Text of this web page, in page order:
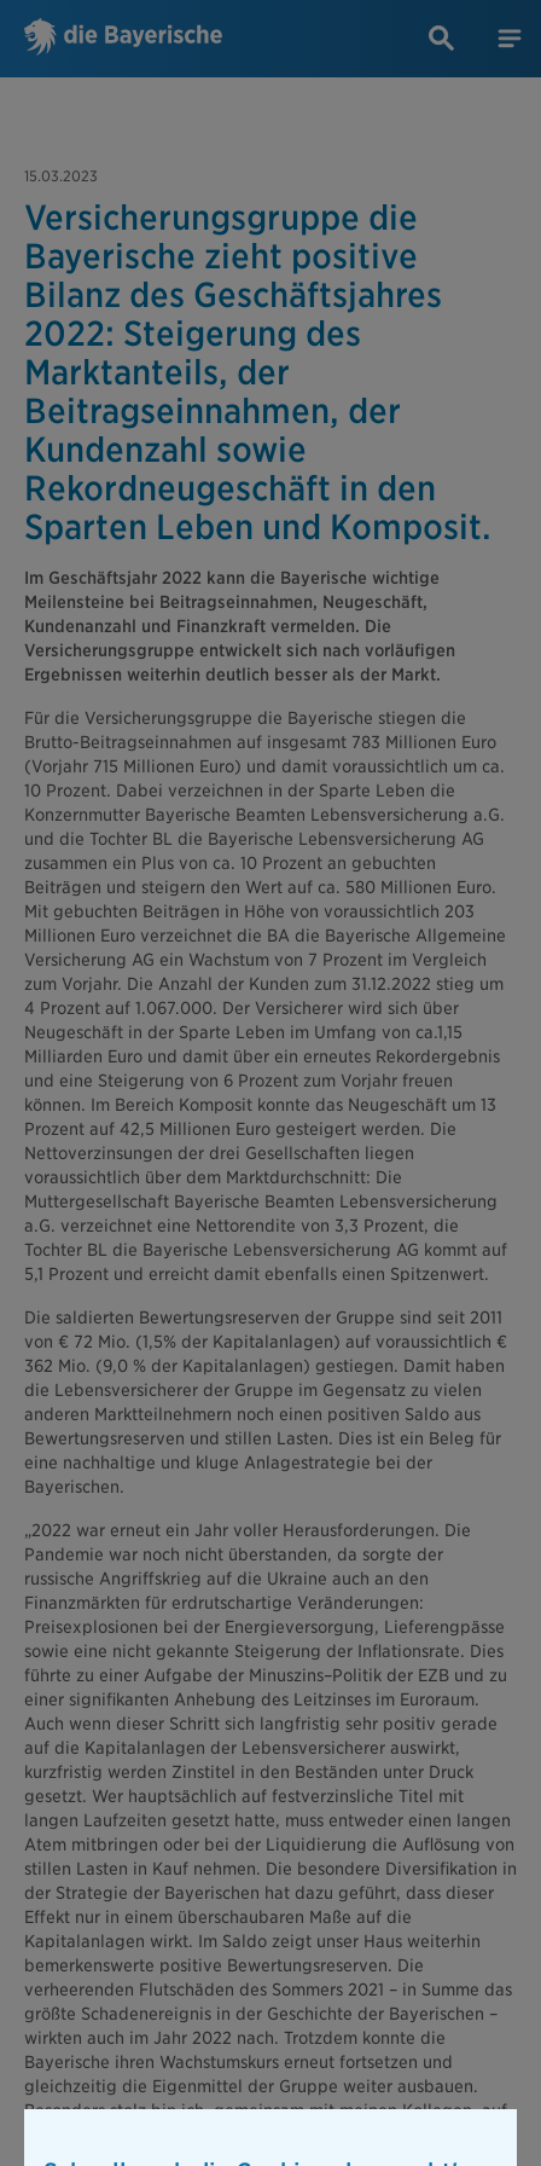
15.03.2023
Versicherungsgruppe die
Bayerische zieht positive
Bilanz des Geschäftsjahres
2022: Steigerung des
Marktanteils, der
Beitragseinnahmen, der
Kundenzahl sowie
Rekordneugeschäft in den
Sparten Leben und Komposit.
Im Geschäftsjahr 2022 kann die Bayerische wichtige
Meilensteine bei Beitragseinnahmen, Neugeschäft,
Kundenanzahl und Finanzkraft vermelden. Die
Versicherungsgruppe entwickelt sich nach vorläufigen
Ergebnissen weiterhin deutlich besser als der Markt.
Für die Versicherungsgruppe die Bayerische stiegen die
Brutto-Beitragseinnahmen auf insgesamt 783 Millionen Euro
(Vorjahr 715 Millionen Euro) und damit voraussichtlich um ca.
10 Prozent. Dabei verzeichnen in der Sparte Leben die
Konzernmutter Bayerische Beamten Lebensversicherung a.G.
und die Tochter BL die Bayerische Lebensversicherung AG
zusammen ein Plus von ca. 10 Prozent an gebuchten
Beiträgen und steigern den Wert auf ca. 580 Millionen Euro.
Mit gebuchten Beiträgen in Höhe von voraussichtlich 203
Millionen Euro verzeichnet die BA die Bayerische Allgemeine
Versicherung AG ein Wachstum von 7 Prozent im Vergleich
zum Vorjahr. Die Anzahl der Kunden zum 31.12.2022 stieg um
4 Prozent auf 1.067.000. Der Versicherer wird sich über
Neugeschäft in der Sparte Leben im Umfang von ca.1,15
Milliarden Euro und damit über ein erneutes Rekordergebnis
und eine Steigerung von 6 Prozent zum Vorjahr freuen
können. Im Bereich Komposit konnte das Neugeschäft um 13
Prozent auf 42,5 Millionen Euro gesteigert werden. Die
Nettoverzinsungen der drei Gesellschaften liegen
voraussichtlich über dem Marktdurchschnitt: Die
Muttergesellschaft Bayerische Beamten Lebensversicherung
a.G. verzeichnet eine Nettorendite von 3,3 Prozent, die
Tochter BL die Bayerische Lebensversicherung AG kommt auf
5,1 Prozent und erreicht damit ebenfalls einen Spitzenwert.
Die saldierten Bewertungsreserven der Gruppe sind seit 2011
von € 72 Mio. (1,5% der Kapitalanlagen) auf voraussichtlich €
362 Mio. (9,0 % der Kapitalanlagen) gestiegen. Damit haben
die Lebensversicherer der Gruppe im Gegensatz zu vielen
anderen Marktteilnehmern noch einen positiven Saldo aus
Bewertungsreserven und stillen Lasten. Dies ist ein Beleg für
eine nachhaltige und kluge Anlagestrategie bei der
Bayerischen.
„2022 war erneut ein Jahr voller Herausforderungen. Die
Pandemie war noch nicht überstanden, da sorgte der
russische Angriffskrieg auf die Ukraine auch an den
Finanzmärkten für erdrutschartige Veränderungen:
Preisexplosionen bei der Energieversorgung, Lieferengpässe
sowie eine nicht gekannte Steigerung der Inflationsrate. Dies
führte zu einer Aufgabe der Minuszins–Politik der EZB und zu
einer signifikanten Anhebung des Leitzinses im Euroraum.
Auch wenn dieser Schritt sich langfristig sehr positiv gerade
auf die Kapitalanlagen der Lebensversicherer auswirkt,
kurzfristig werden Zinstitel in den Beständen unter Druck
gesetzt. Wer hauptsächlich auf festverzinsliche Titel mit
langen Laufzeiten gesetzt hatte, muss entweder einen langen
Atem mitbringen oder bei der Liquidierung die Auflösung von
stillen Lasten in Kauf nehmen. Die besondere Diversifikation in
der Strategie der Bayerischen hat dazu geführt, dass dieser
Effekt nur in einem überschaubaren Maße auf die
Kapitalanlagen wirkt. Im Saldo zeigt unser Haus weiterhin
bemerkenswerte positive Bewertungsreserven. Die
verheerenden Flutschäden des Sommers 2021 – in Summe das
größte Schadenereignis in der Geschichte der Bayerischen –
wirkten auch im Jahr 2022 nach. Trotzdem konnte die
Bayerische ihren Wachstumskurs erneut fortsetzen und
gleichzeitig die Eigenmittel der Gruppe weiter ausbauen.
Besonders stolz bin ich, gemeinsam mit meinen Kollegen, auf
all unserer Mitarbeitenden sowie unserer Partnerinnen und